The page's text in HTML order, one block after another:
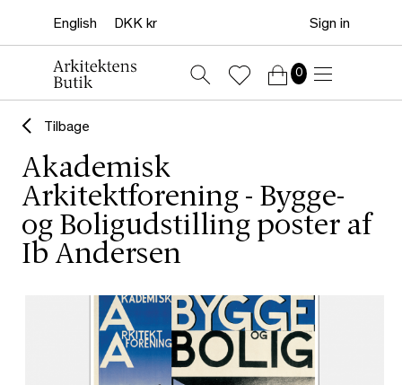
Sign in
0
Tilbage
Akademisk
Arkitektforening - Bygge-
og Boligudstilling poster af
Ib Andersen